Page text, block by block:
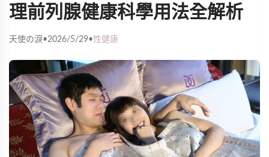
理前列腺健康科學用法全解析
天使の淚•2026/5/29•性健康